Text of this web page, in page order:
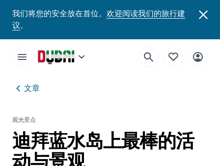
我们将您的安全放在首位。 欢迎阅读我们的旅行建
议。
文章
观光景点
迪拜蓝水岛上最棒的活